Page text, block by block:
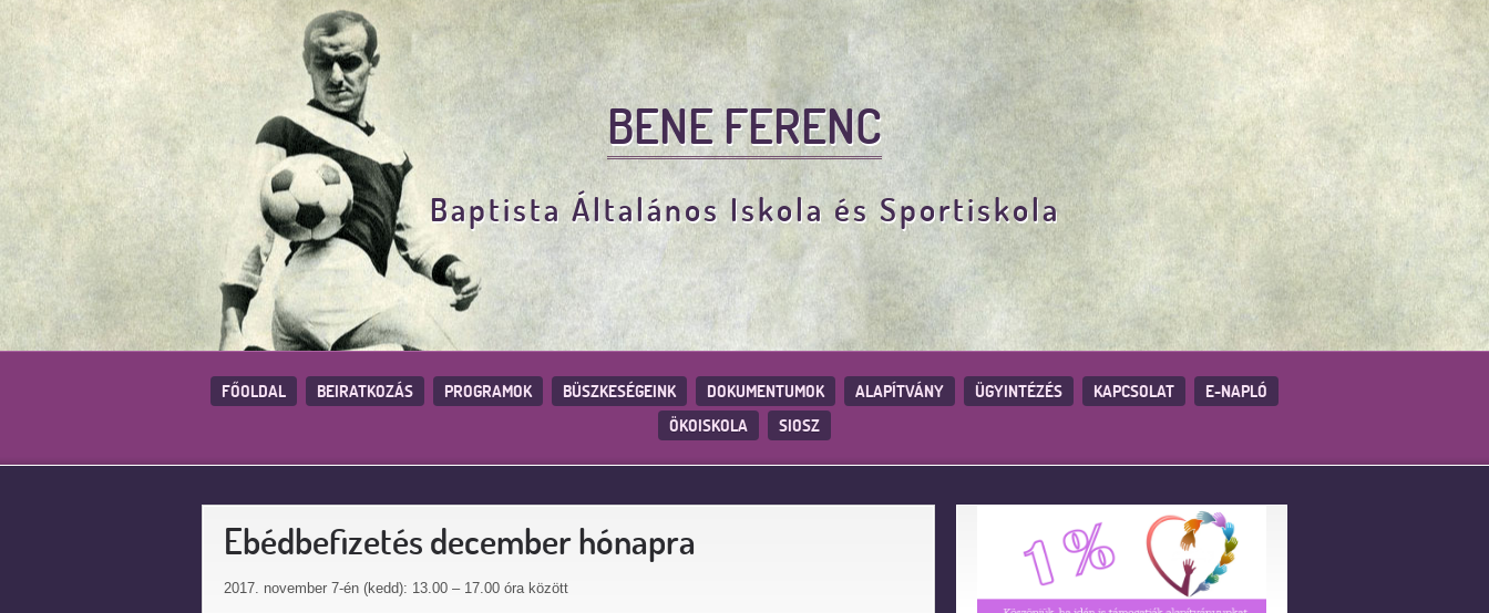
BENE FERENC
Baptista Általános Iskola és Sportiskola
FŐOLDAL BEIRATKOZÁS PROGRAMOK BÜSZKESÉGEINK DOKUMENTUMOK ALAPÍTVÁNY ÜGYINTÉZÉS KAPCSOLAT
E-NAPLÓ
ÖKOISKOLA
SIOSZ
Ebédbefizetés december hónapra
2017. november 7-én (kedd): 13.00 – 17.00 óra között